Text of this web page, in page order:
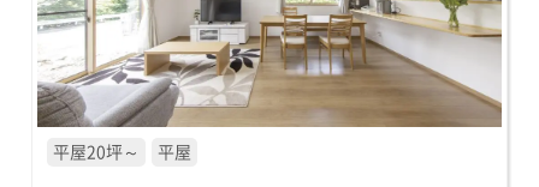
平屋20坪～ 平屋